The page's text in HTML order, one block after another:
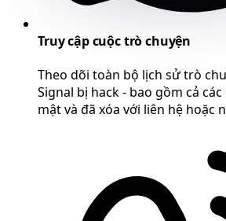
Truy cập cuộc trò chuyện
Theo dõi toàn bộ lịch sử trò
Signal bị hack - bao gồm cả
mật và đã xóa với liên hệ hoặc